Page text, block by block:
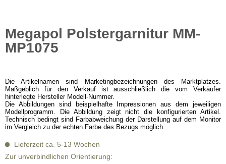
Megapol Polstergarnitur MM-
MP1075
Die Artikelnamen sind Marketingbezeichnungen des Marktplatzes.
Maßgeblich für den Verkauf ist ausschließlich die vom Verkäufer
hinterlegte Hersteller Modell-Nummer.
Die Abbildungen sind beispielhafte Impressionen aus dem jeweiligen
Modellprogramm. Die Abbildung zeigt nicht die konfigurierten Artikel.
Technisch bedingt sind Farbabweichung der Darstellung auf dem Monitor
im Vergleich zu der echten Farbe des Bezugs möglich.
Lieferzeit ca. 5-13 Wochen
Zur unverbindlichen Orientierung: